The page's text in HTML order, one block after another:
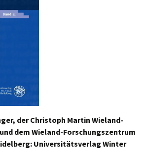
der Christoph Martin Wieland-
dem Wieland-Forschungszentrum
Universitätsverlag Winter